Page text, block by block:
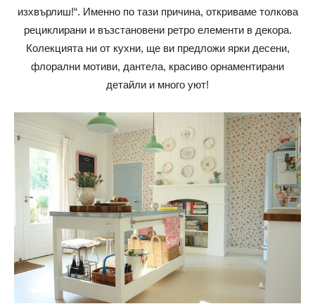
изхвърлиш!“. Именно по тази причина, откриваме толкова
рециклирани и възстановени ретро елементи в декора.
Колекцията ни от кухни, ще ви предложи ярки десени,
флорални мотиви, дантела, красиво орнаментирани
детайли и много уют!